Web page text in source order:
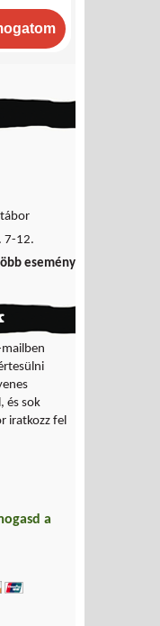
7-12.
esemény
mailben
és sok
iratkozz fel
a